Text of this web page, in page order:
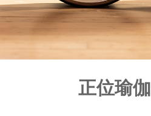
正位瑜